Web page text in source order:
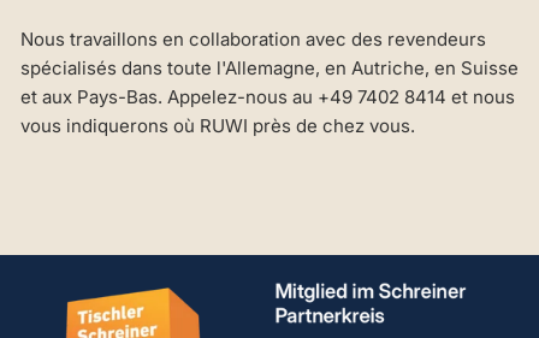
Nous travaillons en collaboration avec des revendeurs
spécialisés dans toute l'Allemagne, en Autriche, en Suisse
et aux Pays-Bas. Appelez-nous au +49 7402 8414 et nous
vous indiquerons où RUWI près de chez vous.